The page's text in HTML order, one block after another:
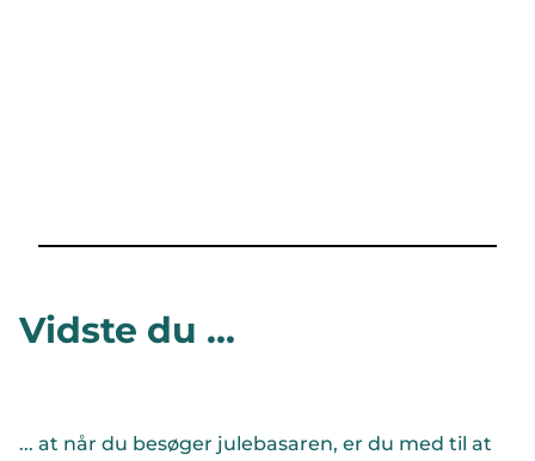
Vidste du ...
... at når du besøger julebasaren, er du med til at